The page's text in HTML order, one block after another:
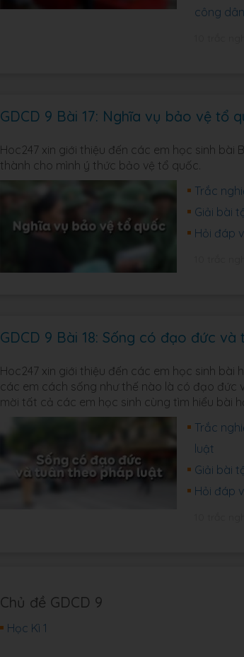
công
GDCD 9 Bài 17: Nghĩa vụ bảo vệ tổ
Hoc247 xin giới thiệu đến các em học sinh bài
thành cho mình ý thức bảo vệ tổ quốc.
Trắc
Giải bài
Hỏi đáp
GDCD 9 Bài 18: Sống có đạo đức
Hoc247 xin giới thiệu đến các em học sinh
các em cách sống như thế nào là có đạo
mời tất cả các em học sinh cùng tìm hiểu bài
Trắc
luật
Giải bài
Hỏi đáp
Chủ đề GDCD 9
Học Kì 1